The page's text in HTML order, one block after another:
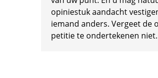
opiniestuk aandacht
iemand anders. Vergeet de
petitie te ondertekenen niet.